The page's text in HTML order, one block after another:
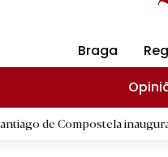
Braga
inaugura XVI Jogos do